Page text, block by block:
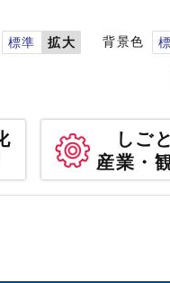
標準 拡大 背景色
しごと
産業・